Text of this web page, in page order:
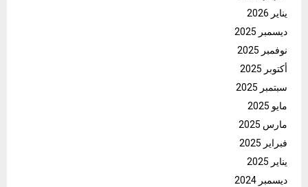
يناير 2026
ديسمبر 2025
نوفمبر 2025
أكتوبر 2025
سبتمبر 2025
مايو 2025
مارس 2025
فبراير 2025
يناير 2025
ديسمبر 2024